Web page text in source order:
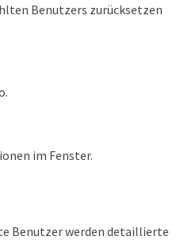
Benutzers zurücksetzen
im Fenster.
Benutzer werden detaillierte